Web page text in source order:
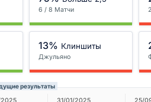
6 / 8 Матчи
13% Клиншиты
Джульяно
результаты